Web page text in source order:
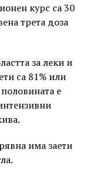
курс са 30
трета доза
за леки и
са 81% или
е
има заети